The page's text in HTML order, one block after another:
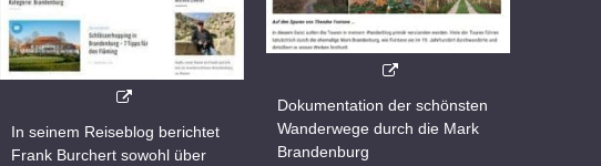
In seinem Reiseblog berichtet
Frank Burchert sowohl über
Dokumentation der schönsten
Wanderwege durch die Mark
Brandenburg